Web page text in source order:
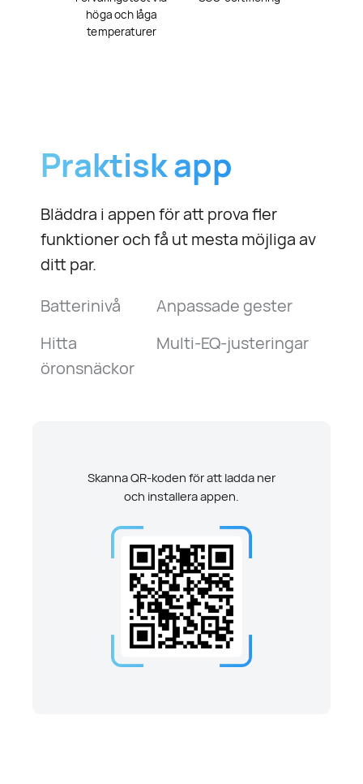
höga och låga
temperaturer
Praktisk app
Bläddra i appen för att prova fler
funktioner och få ut mesta möjliga av
ditt par.
Batterinivå
Anpassade gester
Hitta
öronsnäckor
Multi-EQ-justeringar
Skanna QR-koden för att ladda ner
och installera appen.